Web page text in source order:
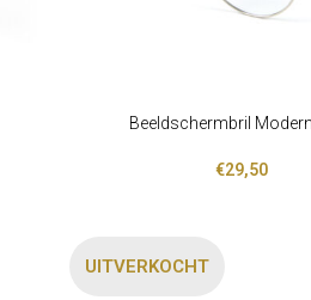
LEES VERDERBeeldschermbril
€29,50
UITVERKOCHT